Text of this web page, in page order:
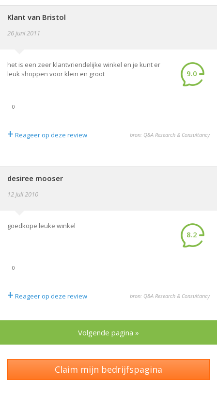
Klant van Bristol
26 juni 2011
het is een zeer klantvriendelijke winkel en je kunt er
leuk shoppen voor klein en groot
9.0
0
+ Reageer op deze review bron: Q&A Research & Consultancy
desiree mooser
12 juli 2010
goedkope leuke winkel
8.2
0
+ Reageer op deze review bron: Q&A Research & Consultancy
Volgende pagina »
Claim mijn bedrijfspagina